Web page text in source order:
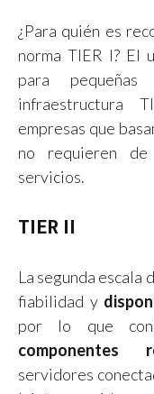
¿Para quién es
norma TIER I? El
para
infraestructura
empresas que
no requieren
servicios.
TIER II
La segunda escala
fiabilidad y
por lo que
componentes
servidores